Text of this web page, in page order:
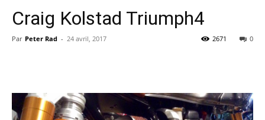
Craig Kolstad Triumph4
Par Peter Rad - 24 avril, 2017 0
2671